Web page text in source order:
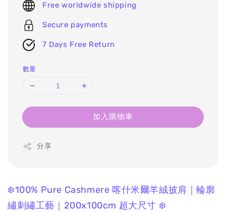
Free worldwide shipping
Secure payments
7 Days Free Return
數量
加入購物車
分享
❄️100% Pure Cashmere 喀什米爾羊絨披肩｜輪廓
繡刺繡工藝｜200x100cm 超大尺寸 ❄️